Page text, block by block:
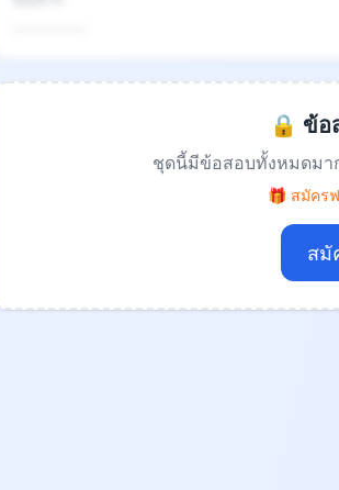
🔒 ข้อ
ชุดนี้มีข้อสอบทั้งหมดมา
🎁 สมัคร
สมั